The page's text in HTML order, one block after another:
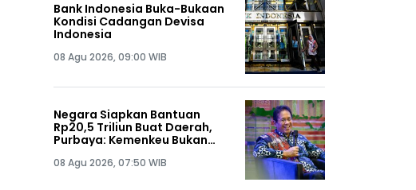
Bank Indonesia Buka-Bukaan
Kondisi Cadangan Devisa
Indonesia
08 Agu 2026, 09:00 WIB
Negara Siapkan Bantuan
Rp20,5 Triliun Buat Daerah,
Purbaya: Kemenkeu Bukan
Saja
08 Agu 2026, 07:50 WIB